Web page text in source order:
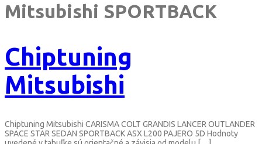
Mitsubishi SPORTBACK
Chiptuning
Mitsubishi
Chiptuning Mitsubishi CARISMA COLT GRANDIS LANCER OUTLANDER
SPACE STAR SEDAN SPORTBACK ASX L200 PAJERO 5D Hodnoty